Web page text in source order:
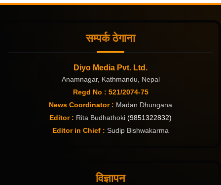
सम्पर्क ठेगाना
Diyo Media Pvt. Ltd.
Anamnagar, Kathmandu, Nepal
Regd No : 521/2074-75
News Coordinator : Madan Dhungana
Editor : Rita Budhathoki (9851322832)
Editor in Chief : Sudip Bishwakarma
विज्ञापन